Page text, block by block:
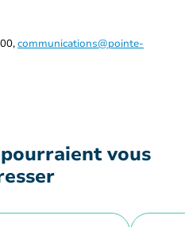
communications@pointe-
vous